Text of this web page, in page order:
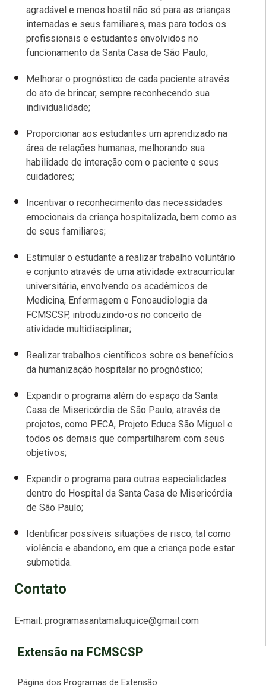
agradável e menos hostil não só para as crianças
internadas e seus familiares, mas para todos os
profissionais e estudantes envolvidos no
funcionamento da Santa Casa de São Paulo;
Melhorar o prognóstico de cada paciente através
do ato de brincar, sempre reconhecendo sua
individualidade;
Proporcionar aos estudantes um aprendizado na
área de relações humanas, melhorando sua
habilidade de interação com o paciente e seus
cuidadores;
Incentivar o reconhecimento das necessidades
emocionais da criança hospitalizada, bem como as
de seus familiares;
Estimular o estudante a realizar trabalho voluntário
e conjunto através de uma atividade extracurricular
universitária, envolvendo os acadêmicos de
Medicina, Enfermagem e Fonoaudiologia da
FCMSCSP, introduzindo-os no conceito de
atividade multidisciplinar;
Realizar trabalhos científicos sobre os benefícios
da humanização hospitalar no prognóstico;
Expandir o programa além do espaço da Santa
Casa de Misericórdia de São Paulo, através de
projetos, como PECA, Projeto Educa São Miguel e
todos os demais que compartilharem com seus
objetivos;
Expandir o programa para outras especialidades
dentro do Hospital da Santa Casa de Misericórdia
de São Paulo;
Identificar possíveis situações de risco, tal como
violência e abandono, em que a criança pode estar
submetida.
Contato
E-mail: programasantamaluquice@gmail.com
Extensão na FCMSCSP
Página dos Programas de Extensão